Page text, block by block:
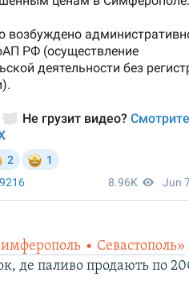
• Севастополь»
де паливо продають по